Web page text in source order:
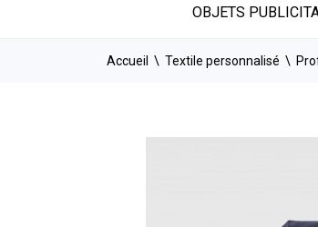
OBJETS
Accueil Textile personnalisé